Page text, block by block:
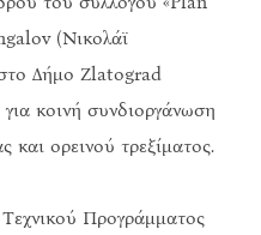
(Νικολάϊ
Δήμο Zlatograd
κοινή συνδιοργάνωση
και ορεινού τρεξίματος.
Προγράμματος